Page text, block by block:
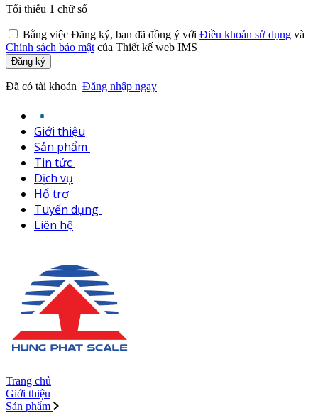
Tối thiểu 1 chữ số
Bằng việc Đăng ký, bạn đã đồng ý với Điều khoản sử dụng và
Chính sách bảo mật của Thiết kế web IMS
Đăng ký
Đã có tài khoản Đăng nhập ngay
Giới thiệu
Sản phẩm
Tin tức
Dịch vụ
Hổ trợ
Tuyển dụng
Liên hệ
Trang chủ
Giới thiệu
Sản phẩm